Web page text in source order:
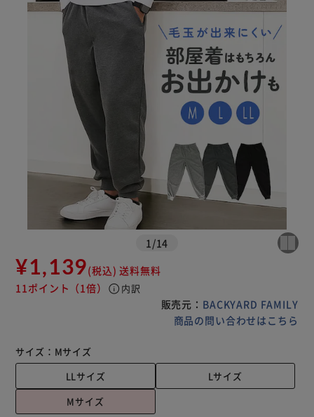
1 /14
¥1,139(税込) 送料無料
11ポイント （1倍） info 内訳
販売元： BACKYARD FAMILY
商品の問い合わせはこちら
サイズ： Mサイズ
LLサイズ
Lサイズ
Mサイズ